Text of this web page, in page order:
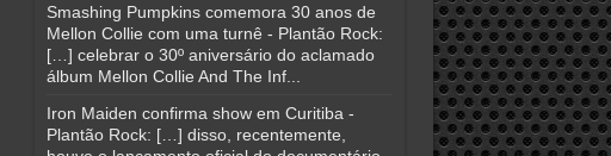
Smashing Pumpkins comemora 30 anos de
Mellon Collie com uma turnê - Plantão Rock:
[…] celebrar o 30º aniversário do aclamado
álbum Mellon Collie And The Inf...
Iron Maiden confirma show em Curitiba -
Plantão Rock: […] disso, recentemente,